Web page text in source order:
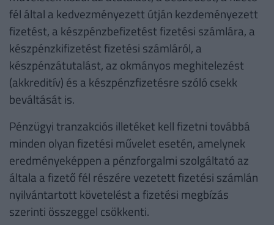
fél által a kedvezményezett útján kezdeményezett
fizetést, a készpénzbefizetést fizetési számlára, a
készpénzkifizetést fizetési számláról, a
készpénzátutalást, az okmányos meghitelezést
(akkreditív) és a készpénzfizetésre szóló csekk
beváltását is.
Pénzügyi tranzakciós illetéket kell fizetni továbbá
minden olyan fizetési művelet esetén, amelynek
eredményeképpen a pénzforgalmi szolgáltató az
általa a fizető fél részére vezetett fizetési számlán
nyilvántartott követelést a fizetési megbízás
szerinti összeggel csökkenti.